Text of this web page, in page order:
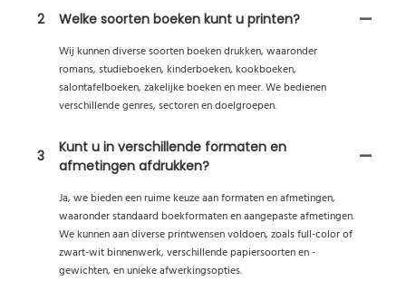
2
Welke soorten boeken kunt u printen?
Wij kunnen diverse soorten boeken drukken, waaronder
romans, studieboeken, kinderboeken, kookboeken,
salontafelboeken, zakelijke boeken en meer. We bedienen
verschillende genres, sectoren en doelgroepen.
3
Kunt u in verschillende formaten en
afmetingen afdrukken?
Ja, we bieden een ruime keuze aan formaten en afmetingen,
waaronder standaard boekformaten en aangepaste afmetingen.
We kunnen aan diverse printwensen voldoen, zoals full-color of
zwart-wit binnenwerk, verschillende papiersoorten en -
gewichten, en unieke afwerkingsopties.